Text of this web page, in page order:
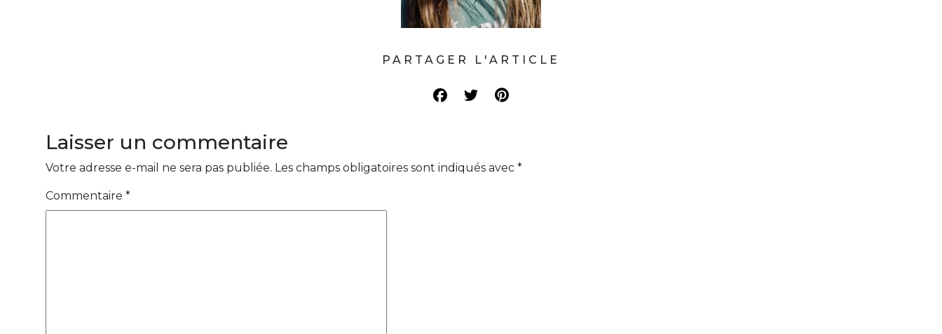
PARTAGER L'ARTICLE
Laisser un commentaire
Votre adresse e-mail ne sera pas publiée. Les champs obligatoires sont indiqués avec *
Commentaire *